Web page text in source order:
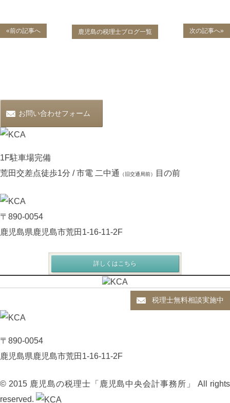
«前の記事へ 次の記事へ»
鹿児島の税理士ブログ一覧
お問い合わせフォーム
1F駐車場完備
荒田交差点徒歩1分 / 市電 二中通
（旧交通局前） 目の前
〒890-0054
鹿児島県鹿児島市荒田1-16-11-2F
詳しくはこちら
税理士無料相談実施中
〒890-0054
鹿児島県鹿児島市荒田1-16-11-2F
© 2015 鹿児島の税理士「鹿児島中央会計事務所」 All rights
reserved.